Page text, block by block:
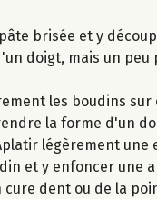
brisée et y
doigt, mais un peu
les boudins
la forme d'un
légèrement une
et y enfoncer une
cure dent ou de la